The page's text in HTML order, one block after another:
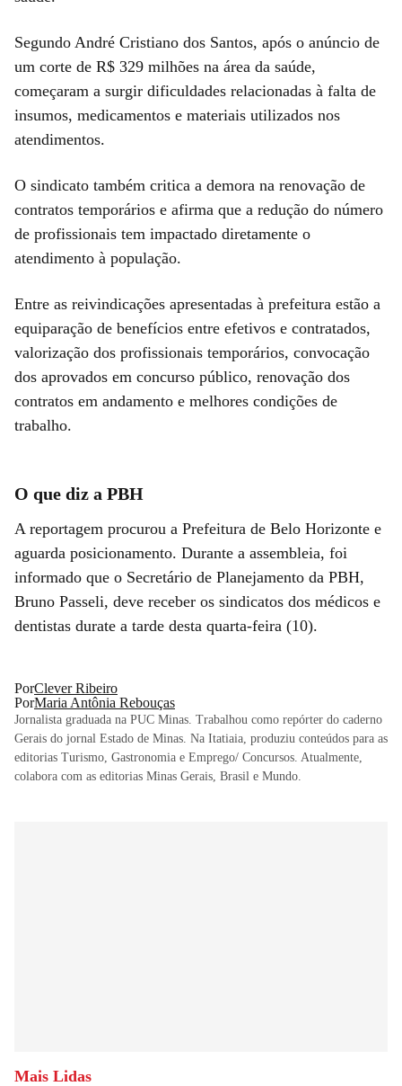
Segundo André Cristiano dos Santos, após o anúncio de
um corte de R$ 329 milhões na área da saúde,
começaram a surgir dificuldades relacionadas à falta de
insumos, medicamentos e materiais utilizados nos
atendimentos.
O sindicato também critica a demora na renovação de
contratos temporários e afirma que a redução do número
de profissionais tem impactado diretamente o
atendimento à população.
Entre as reivindicações apresentadas à prefeitura estão a
equiparação de benefícios entre efetivos e contratados,
valorização dos profissionais temporários, convocação
dos aprovados em concurso público, renovação dos
contratos em andamento e melhores condições de
trabalho.
O que diz a PBH
A reportagem procurou a Prefeitura de Belo Horizonte e
aguarda posicionamento. Durante a assembleia, foi
informado que o Secretário de Planejamento da PBH,
Bruno Passeli, deve receber os sindicatos dos médicos e
dentistas durate a tarde desta quarta-feira (10).
PorClever Ribeiro
PorMaria Antônia Rebouças
Jornalista graduada na PUC Minas. Trabalhou como repórter do caderno
Gerais do jornal Estado de Minas. Na Itatiaia, produziu conteúdos para as
editorias Turismo, Gastronomia e Emprego/ Concursos. Atualmente,
colabora com as editorias Minas Gerais, Brasil e Mundo.
Mais Lidas